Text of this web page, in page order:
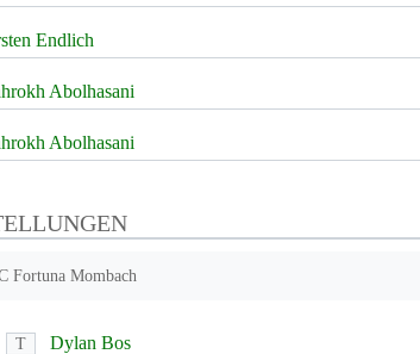
Endlich
Abolhasani
Abolhasani
Fortuna Mombach
T Dylan Bos